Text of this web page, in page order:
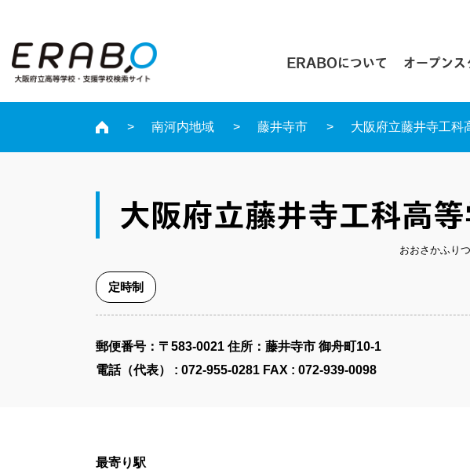
ERABOについて オープンス
南河内地域 藤井寺市 大阪府立藤井寺工科
大阪府立藤井寺工科高
おおさかふり
定時制
郵便番号​：〒583-0021 住所：藤井寺市 御舟町10-1
電話（代表） : 072-955-0281 FAX : 072-939-0098
最寄り駅